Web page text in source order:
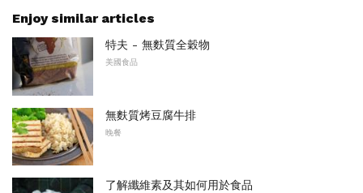
Enjoy similar articles
特夫 - 無麩質全穀物
美國食品
無麩質烤豆腐牛排
晚餐
了解纖維素及其如何用於食品